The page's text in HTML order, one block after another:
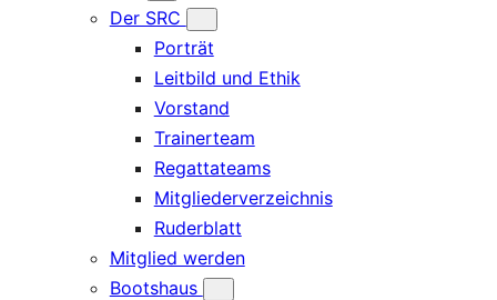
Der SRC
Porträt
Leitbild und Ethik
Vorstand
Trainerteam
Regattateams
Mitgliederverzeichnis
Ruderblatt
Mitglied werden
Bootshaus